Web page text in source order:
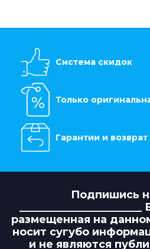
Система скидок
Только
Гарантии и возврат
Подпишись
размещенная на
носит сугубо
и не являются